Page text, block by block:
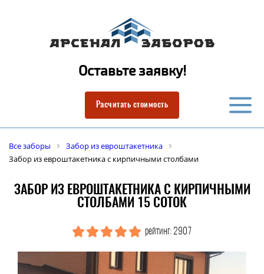
Оставьте заявку!
Расчитать стоимость
Все заборы
Забор из евроштакетника
Забор из евроштакетника с кирпичными столбами
ЗАБОР ИЗ ЕВРОШТАКЕТНИКА С КИРПИЧНЫМИ
СТОЛБАМИ 15 СОТОК
рейтинг: 2907